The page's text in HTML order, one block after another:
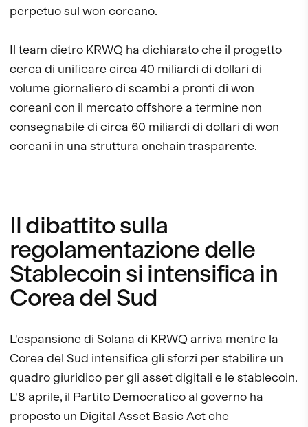
perpetuo sul won coreano.
Il team dietro KRWQ ha dichiarato che il progetto
cerca di unificare circa 40 miliardi di dollari di
volume giornaliero di scambi a pronti di won
coreani con il mercato offshore a termine non
consegnabile di circa 60 miliardi di dollari di won
coreani in una struttura onchain trasparente.
Il dibattito sulla
regolamentazione delle
Stablecoin si intensifica in
Corea del Sud
L'espansione di Solana di KRWQ arriva mentre la
Corea del Sud intensifica gli sforzi per stabilire un
quadro giuridico per gli asset digitali e le stablecoin.
L'8 aprile, il Partito Democratico al governo ha
proposto un Digital Asset Basic Actche